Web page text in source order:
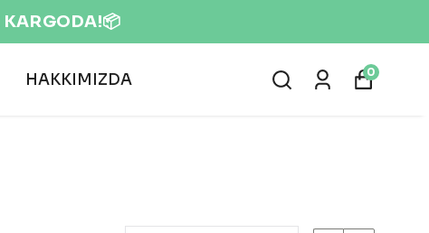
HAKKIMIZDA 0